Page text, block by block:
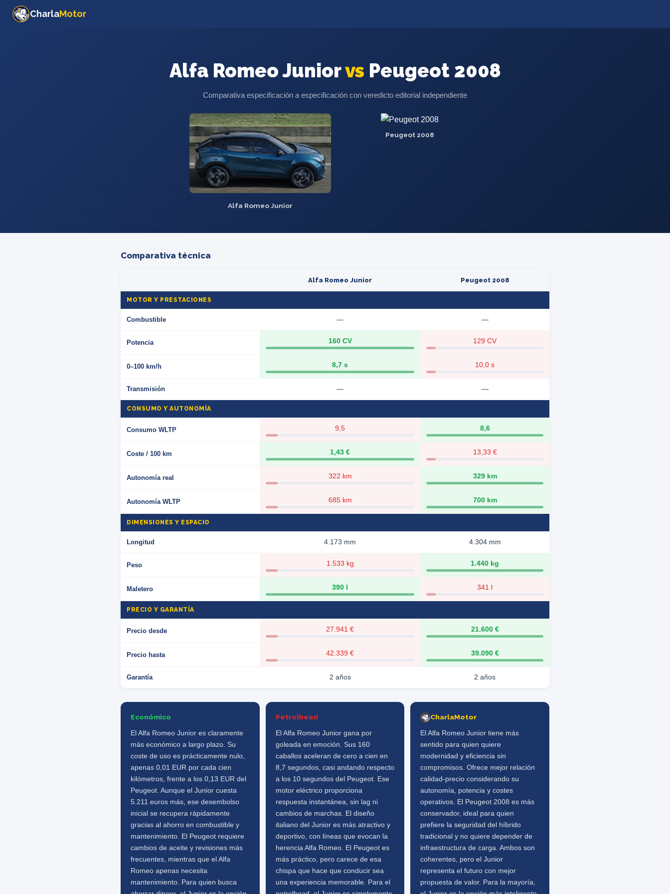
CharlaMotor
Alfa Romeo Juniorvs Peugeot 2008
Comparativa especificación a especificación con veredicto editorial independiente
Alfa Romeo Junior
Peugeot 2008
Comparativa técnica
Alfa Romeo Junior Peugeot 2008
MOTOR Y PRESTACIONES
Combustible — —
Potencia 160 CV 129 CV
0–100 km/h 8,7 s 10,0 s
Transmisión — —
CONSUMO Y AUTONOMÍA
Consumo WLTP 9,5 8,6
Coste / 100 km 1,43 € 13,33 €
Autonomía real 322 km 329 km
Autonomía WLTP 685 km 700 km
DIMENSIONES Y ESPACIO
Longitud 4.173 mm 4.304 mm
Peso 1.533 kg 1.440 kg
Maletero 390 l 341 l
PRECIO Y GARANTÍA
Precio desde 27.941 € 21.600 €
Precio hasta 42.339 € 39.090 €
Garantía 2 años 2 años
Económico
El Alfa Romeo Junior es claramente
más económico a largo plazo. Su
coste de uso es prácticamente nulo,
apenas 0,01 EUR por cada cien
kilómetros, frente a los 0,13 EUR del
Peugeot. Aunque el Junior cuesta
5.211 euros más, ese desembolso
inicial se recupera rápidamente
gracias al ahorro en combustible y
mantenimiento. El Peugeot requiere
cambios de aceite y revisiones más
frecuentes, mientras que el Alfa
Romeo apenas necesita
mantenimiento. Para quien busca
Petrolhead
El Alfa Romeo Junior gana por
goleada en emoción. Sus 160
caballos aceleran de cero a cien en
8,7 segundos, casi andando respecto
a los 10 segundos del Peugeot. Ese
motor eléctrico proporciona
respuesta instantánea, sin lag ni
cambios de marchas. El diseño
italiano del Junior es más atractivo y
deportivo, con líneas que evocan la
herencia Alfa Romeo. El Peugeot es
más práctico, pero carece de esa
chispa que hace que conducir sea
una experiencia memorable. Para el
CharlaMotor
El Alfa Romeo Junior tiene más
sentido para quien quiere
modernidad y eficiencia sin
compromisos. Ofrece mejor relación
calidad-precio considerando su
autonomía, potencia y costes
operativos. El Peugeot 2008 es más
conservador, ideal para quien
prefiere la seguridad del híbrido
tradicional y no quiere depender de
infraestructura de carga. Ambos son
coherentes, pero el Junior
representa el futuro con mejor
propuesta de valor. Para la mayoría,